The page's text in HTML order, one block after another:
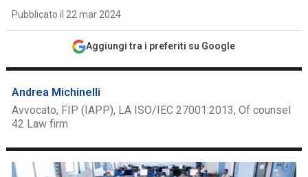
Pubblicato il 22 mar 2024
Aggiungi tra i preferiti su Google
Andrea Michinelli
Avvocato, FIP (IAPP), LA ISO/IEC 27001:2013, Of counsel
42 Law firm